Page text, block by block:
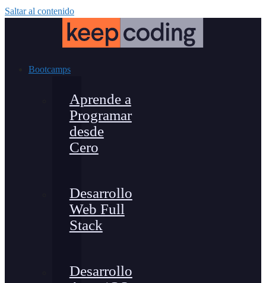
Saltar al contenido
Bootcamps
Aprende a
Programar
desde
Cero
Desarrollo
Web Full
Stack
Desarrollo